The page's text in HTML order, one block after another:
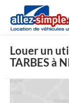
Louer un
TARBES à